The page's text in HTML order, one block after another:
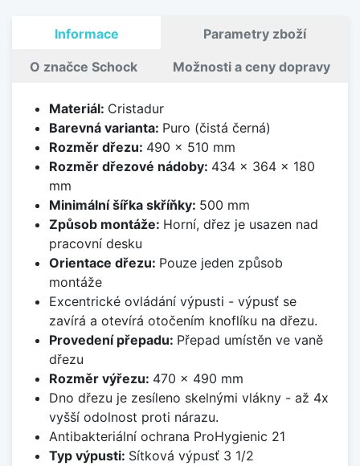
Informace Parametry zboží
O značce Schock Možnosti a ceny dopravy
Materiál: Cristadur
Barevná varianta: Puro (čistá černá)
Rozměr dřezu: 490 x 510 mm
Rozměr dřezové nádoby: 434 x 364 x 180
mm
Minimální šířka skříňky: 500 mm
Způsob montáže: Horní, dřez je usazen nad
pracovní desku
Orientace dřezu: Pouze jeden způsob
montáže
Excentrické ovládání výpusti - výpusť se
zavírá a otevírá otočením knoflíku na dřezu.
Provedení přepadu: Přepad umístěn ve vaně
dřezu
Rozměr výřezu: 470 x 490 mm
Dno dřezu je zesíleno skelnými vlákny - až 4x
vyšší odolnost proti nárazu.
Antibakteriální ochrana ProHygienic 21
Typ výpusti: Sítková výpusť 3 1/2